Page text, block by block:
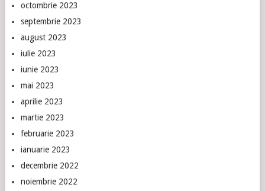
octombrie 2023
septembrie 2023
august 2023
iulie 2023
iunie 2023
mai 2023
aprilie 2023
martie 2023
februarie 2023
ianuarie 2023
decembrie 2022
noiembrie 2022